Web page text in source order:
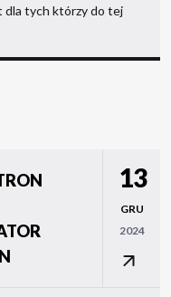
dla tych którzy do tej
13
GRU
2024